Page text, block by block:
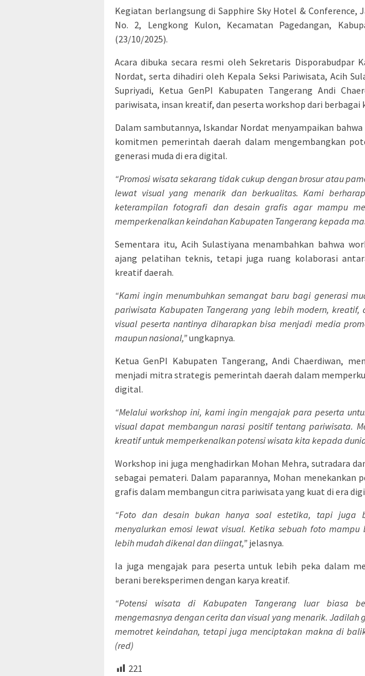
Kegiatan berlangsung di Sapphire Sky Hotel & Conference,
No. 2, Lengkong Kulon, Kecamatan Pagedangan,
(23/10/2025).
Acara dibuka secara resmi oleh Sekretaris Disporabudpar
Nordat, serta dihadiri oleh Kepala Seksi Pariwisata, Acih
Supriyadi, Ketua GenPI Kabupaten Tangerang Andi
pariwisata, insan kreatif, dan peserta workshop dari berbagai
Dalam sambutannya, Iskandar Nordat menyampaikan
komitmen pemerintah daerah dalam mengembangkan
generasi muda di era digital.
“Promosi wisata sekarang tidak cukup dengan brosur atau
lewat visual yang menarik dan berkualitas. Kami
keterampilan fotografi dan desain grafis agar mampu
memperkenalkan keindahan Kabupaten Tangerang kepada
Sementara itu, Acih Sulastiyana menambahkan bahwa
ajang pelatihan teknis, tetapi juga ruang kolaborasi
kreatif daerah.
“Kami ingin menumbuhkan semangat baru bagi generasi
pariwisata Kabupaten Tangerang yang lebih modern, kreatif,
visual peserta nantinya diharapkan bisa menjadi media
maupun nasional,”ungkapnya.
Ketua GenPI Kabupaten Tangerang, Andi Chaerdiwan,
menjadi mitra strategis pemerintah daerah dalam
digital.
“Melalui workshop ini, kami ingin mengajak para peserta
visual dapat membangun narasi positif tentang pariwisata.
kreatif untuk memperkenalkan potensi wisata kita kepada
Workshop ini juga menghadirkan Mohan Mehra, sutradara
sebagai pemateri. Dalam paparannya, Mohan menekankan
grafis dalam membangun citra pariwisata yang kuat di era
“Foto dan desain bukan hanya soal estetika, tapi juga
menyalurkan emosi lewat visual. Ketika sebuah foto
lebih mudah dikenal dan diingat,” jelasnya.
Ia juga mengajak para peserta untuk lebih peka dalam
berani bereksperimen dengan karya kreatif.
“Potensi wisata di Kabupaten Tangerang luar biasa
mengemasnya dengan cerita dan visual yang menarik. Jadilah
memotret keindahan, tetapi juga menciptakan makna di
(red)
221